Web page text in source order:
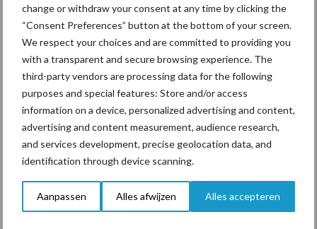
change or withdraw your consent at any time by clicking the
“Consent Preferences” button at the bottom of your screen.
We respect your choices and are committed to providing you
with a transparent and secure browsing experience. The
third-party vendors are processing data for the following
purposes and special features: Store and/or access
information on a device, personalized advertising and content,
advertising and content measurement, audience research,
and services development, precise geolocation data, and
identification through device scanning.
Aanpassen Alles afwijzen Alles accepteren
Diergezondheid Bemesting Fokkerij
Beregening Bijproducten
Toon meer